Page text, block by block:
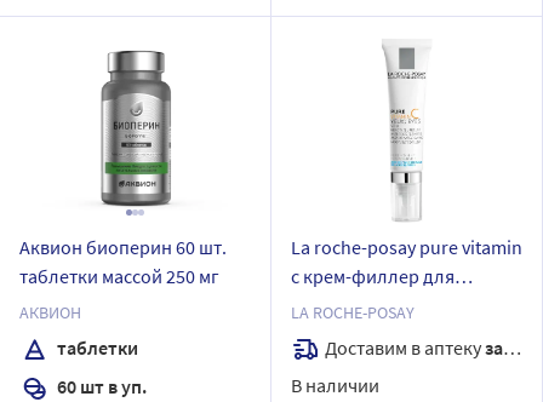
Аквион биоперин 60 шт.
таблетки массой 250 мг
АКВИОН
таблетки
60 шт в уп.
La roche-posay pure vitamin
с крем-филлер для
контура глаз для
заполнения морщин 15 мл
LA ROCHE-POSAY
Доставим в аптекузавтра
В наличии